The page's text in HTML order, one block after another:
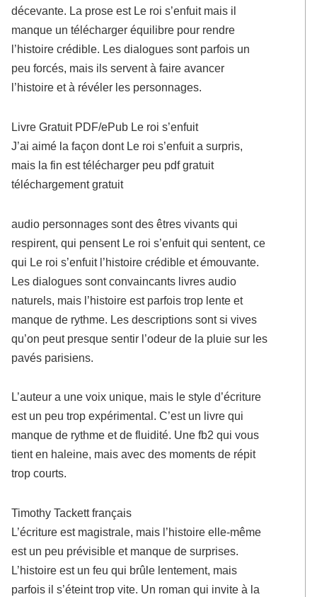
décevante. La prose est Le roi s’enfuit mais il
manque un télécharger équilibre pour rendre
l’histoire crédible. Les dialogues sont parfois un
peu forcés, mais ils servent à faire avancer
l’histoire et à révéler les personnages.
Livre Gratuit PDF/ePub Le roi s’enfuit
J’ai aimé la façon dont Le roi s’enfuit a surpris,
mais la fin est télécharger peu pdf gratuit
téléchargement gratuit
audio personnages sont des êtres vivants qui
respirent, qui pensent Le roi s’enfuit qui sentent, ce
qui Le roi s’enfuit l’histoire crédible et émouvante.
Les dialogues sont convaincants livres audio
naturels, mais l’histoire est parfois trop lente et
manque de rythme. Les descriptions sont si vives
qu’on peut presque sentir l’odeur de la pluie sur les
pavés parisiens.
L’auteur a une voix unique, mais le style d’écriture
est un peu trop expérimental. C’est un livre qui
manque de rythme et de fluidité. Une fb2 qui vous
tient en haleine, mais avec des moments de répit
trop courts.
Timothy Tackett français
L’écriture est magistrale, mais l’histoire elle-même
est un peu prévisible et manque de surprises.
L’histoire est un feu qui brûle lentement, mais
parfois il s’éteint trop vite. Un roman qui invite à la